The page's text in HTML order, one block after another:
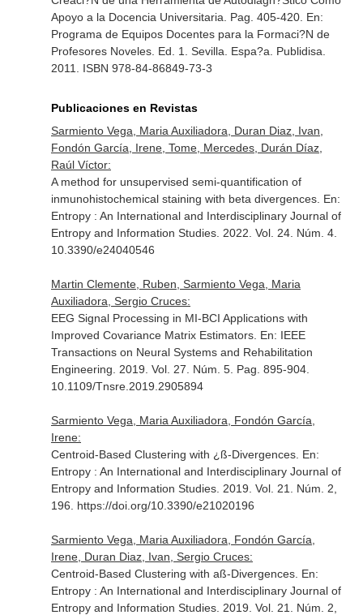
Apoyo a la Docencia Universitaria. Pag. 405-420. En:
Programa de Equipos Docentes para la Formaci?N de
Profesores Noveles. Ed. 1. Sevilla. Espa?a. Publidisa.
2011. ISBN 978-84-86849-73-3
Publicaciones en Revistas
Sarmiento Vega, Maria Auxiliadora, Duran Diaz, Ivan,
Fondón García, Irene, Tome, Mercedes, Durán Díaz,
Raúl Víctor:
A method for unsupervised semi-quantification of
inmunohistochemical staining with beta divergences. En:
Entropy : An International and Interdisciplinary Journal of
Entropy and Information Studies. 2022. Vol. 24. Núm. 4.
10.3390/e24040546
Martin Clemente, Ruben, Sarmiento Vega, Maria
Auxiliadora, Sergio Cruces:
EEG Signal Processing in MI-BCI Applications with
Improved Covariance Matrix Estimators. En: IEEE
Transactions on Neural Systems and Rehabilitation
Engineering . 2019. Vol. 27. Núm. 5. Pag. 895-904.
10.1109/Tnsre.2019.2905894
Sarmiento Vega, Maria Auxiliadora, Fondón García,
Irene:
Centroid-Based Clustering with ¿ß-Divergences. En:
Entropy : An International and Interdisciplinary Journal of
Entropy and Information Studies. 2019. Vol. 21. Núm. 2,
196. https://doi.org/10.3390/e21020196
Sarmiento Vega, Maria Auxiliadora, Fondón García,
Irene, Duran Diaz, Ivan, Sergio Cruces:
Centroid-Based Clustering with aß-Divergences. En:
Entropy : An International and Interdisciplinary Journal of
Entropy and Information Studies. 2019. Vol. 21. Núm. 2,